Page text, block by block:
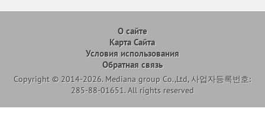
О сайте
Карта Сайта
Условия использования
Обратная связь
Copyright © 2014-2026. Mediana group Co.,Ltd, 사업자등록번호:
285-88-01651. All rights reserved